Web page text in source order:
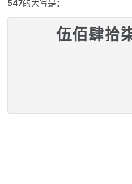
547的大写是：
伍佰肆拾